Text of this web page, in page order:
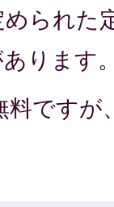
られた
ります
料ですが